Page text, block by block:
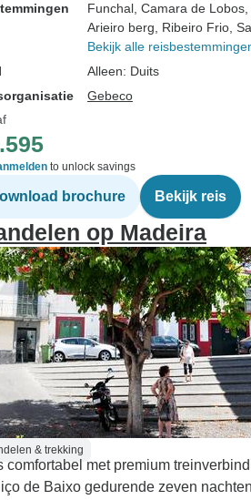
Funchal , Camara de Lobos
Arieiro berg , Ribeiro Frio ,
Bekijk alle
Alleen: Duits
Gebeco
to unlock savings
brochure Bekijk reis
op Madeira
& trekking
comfortabel met premium
de Baixo gedurende zeven